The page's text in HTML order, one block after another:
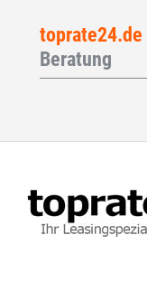
toprate24.de
Beratung